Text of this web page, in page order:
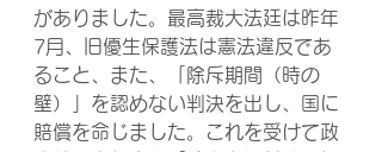
がありました。最高裁大法廷は昨年
7月、旧優生保護法は憲法違反であ
ること、また、「除斥期間（時の
壁）」を認めない判決を出し、国に
賠償を命じました。これを受けて政